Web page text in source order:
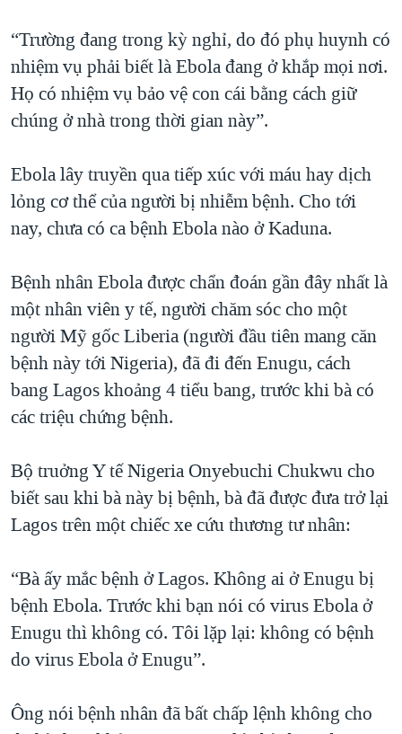
“Trường đang trong kỳ nghỉ, do đó phụ huynh có
nhiệm vụ phải biết là Ebola đang ở khắp mọi nơi.
Họ có nhiệm vụ bảo vệ con cái bằng cách giữ
chúng ở nhà trong thời gian này”.
Ebola lây truyền qua tiếp xúc với máu hay dịch
lỏng cơ thể của người bị nhiễm bệnh. Cho tới
nay, chưa có ca bệnh Ebola nào ở Kaduna.
Bệnh nhân Ebola được chẩn đoán gần đây nhất là
một nhân viên y tế, người chăm sóc cho một
người Mỹ gốc Liberia (người đầu tiên mang căn
bệnh này tới Nigeria), đã đi đến Enugu, cách
bang Lagos khoảng 4 tiểu bang, trước khi bà có
các triệu chứng bệnh.
Bộ truởng Y tế Nigeria Onyebuchi Chukwu cho
biết sau khi bà này bị bệnh, bà đã được đưa trở lại
Lagos trên một chiếc xe cứu thương tư nhân:
“Bà ấy mắc bệnh ở Lagos. Không ai ở Enugu bị
bệnh Ebola. Trước khi bạn nói có virus Ebola ở
Enugu thì không có. Tôi lặp lại: không có bệnh
do virus Ebola ở Enugu”.
Ông nói bệnh nhân đã bất chấp lệnh không cho